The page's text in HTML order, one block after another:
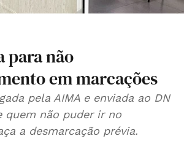
para não
em marcações
pela AIMA e enviada ao DN
quem não puder ir no
a desmarcação prévia.